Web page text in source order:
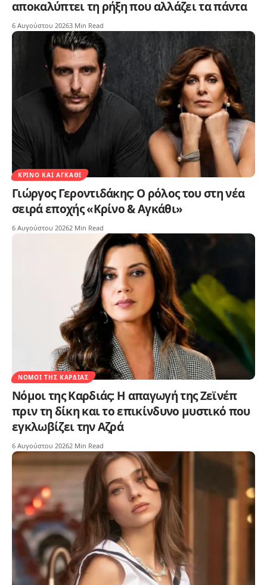
αποκαλύπτει τη ρήξη που αλλάζει τα πάντα
6 Αυγούστου 20263 Min Read
ΚΡΊΝΟ ΚΑΙ ΑΓΚΆΘΙ
Γιώργος Γεροντιδάκης: Ο ρόλος του στη νέα
σειρά εποχής «Κρίνο & Αγκάθι»
6 Αυγούστου 20262 Min Read
ΝΌΜΟΙ ΤΗΣ ΚΑΡΔΙΆΣ
Νόμοι της Καρδιάς: Η απαγωγή της Ζεϊνέπ
πριν τη δίκη και το επικίνδυνο μυστικό που
εγκλωβίζει την Αζρά
6 Αυγούστου 20262 Min Read